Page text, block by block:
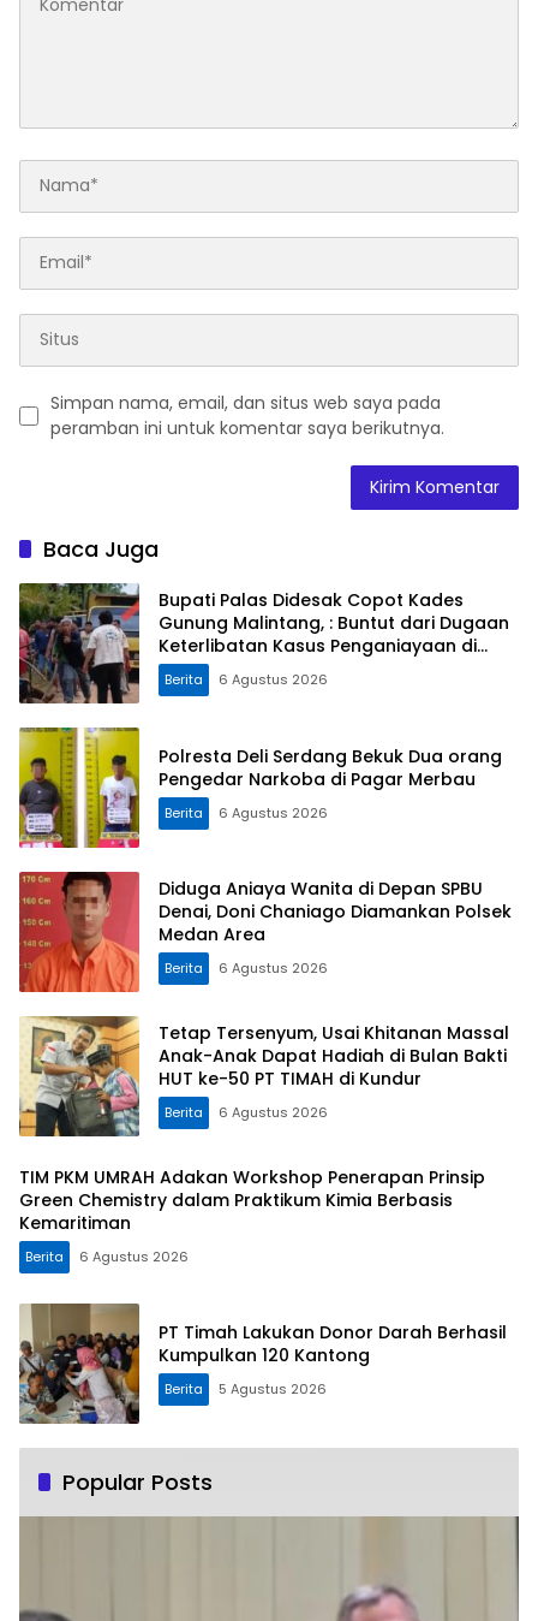
Simpan nama, email, dan situs web saya pada
peramban ini untuk komentar saya berikutnya.
Baca Juga
Bupati Palas Didesak Copot Kades
Gunung Malintang, : Buntut dari Dugaan
Keterlibatan Kasus Penganiayaan di
Dusun Balaka
Berita 6 Agustus 2026
Polresta Deli Serdang Bekuk Dua orang
Pengedar Narkoba di Pagar Merbau
Berita 6 Agustus 2026
Diduga Aniaya Wanita di Depan SPBU
Denai, Doni Chaniago Diamankan Polsek
Medan Area
Berita 6 Agustus 2026
Tetap Tersenyum, Usai Khitanan Massal
Anak-Anak Dapat Hadiah di Bulan Bakti
HUT ke-50 PT TIMAH di Kundur
Berita 6 Agustus 2026
TIM PKM UMRAH Adakan Workshop Penerapan Prinsip
Green Chemistry dalam Praktikum Kimia Berbasis
Kemaritiman
Berita 6 Agustus 2026
PT Timah Lakukan Donor Darah Berhasil
Kumpulkan 120 Kantong
Berita 5 Agustus 2026
Popular Posts